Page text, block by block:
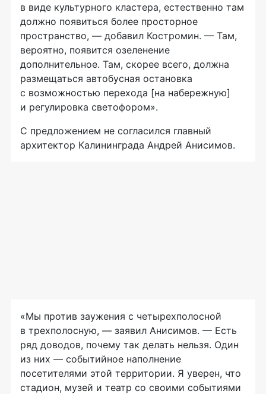
в виде культурного кластера, естественно там
должно появиться более просторное
пространство, — добавил Костромин. — Там,
вероятно, появится озеленение
дополнительное. Там, скорее всего, должна
размещаться автобусная остановка
с возможностью перехода [на набережную]
и регулировка светофором».
С предложением не согласился главный
архитектор Калининграда Андрей Анисимов.
«Мы против заужения с четырехполосной
в трехполосную, — заявил Анисимов. — Есть
ряд доводов, почему так делать нельзя. Один
из них — событийное наполнение
посетителями этой территории. Я уверен, что
стадион, музей и театр со своими событиями